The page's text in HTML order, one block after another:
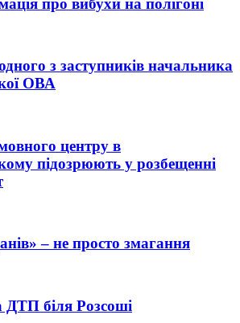
про вибухи на полігоні
з заступників начальника
ОВА
центру в
підозрюють у розбещенні
– не просто змагання
ДТП біля Розсоші